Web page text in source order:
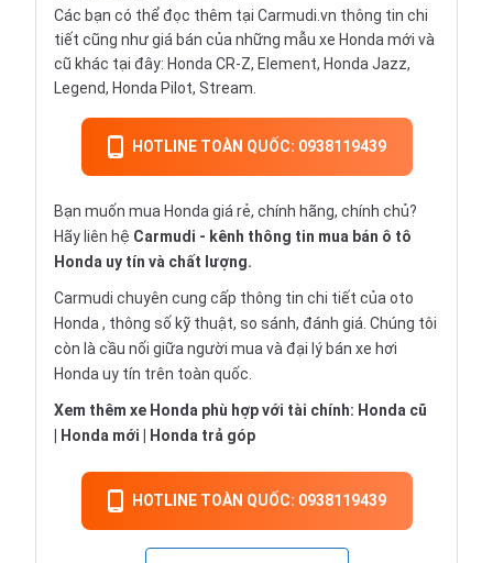
Các bạn có thể đọc thêm tại Carmudi.vn thông tin chi
tiết cũng như giá bán của những mẫu xe Honda mới và
cũ khác tại đây: Honda CR-Z, Element, Honda Jazz,
Legend, Honda Pilot, Stream.
HOTLINE TOÀN QUỐC: 0938119439
Bạn muốn mua Honda giá rẻ, chính hãng, chính chủ?
Hãy liên hệ Carmudi - kênh thông tin mua bán ô tô
Honda uy tín và chất lượng.
Carmudi chuyên cung cấp thông tin chi tiết của oto
Honda , thông số kỹ thuật, so sánh, đánh giá. Chúng tôi
còn là cầu nối giữa người mua và đại lý bán xe hơi
Honda uy tín trên toàn quốc.
Xem thêm xe Honda phù hợp với tài chính: Honda cũ
Honda mới Honda trả góp
HOTLINE TOÀN QUỐC: 0938119439